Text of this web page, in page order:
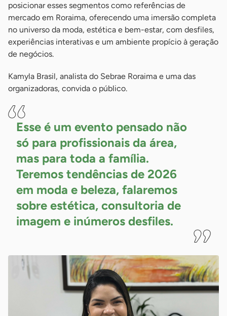
posicionar esses segmentos como referências de
mercado em Roraima, oferecendo uma imersão completa
no universo da moda, estética e bem-estar, com desfiles,
experiências interativas e um ambiente propício à geração
de negócios.
Kamyla Brasil, analista do Sebrae Roraima e uma das
organizadoras, convida o público.
Esse é um evento pensado não
só para profissionais da área,
mas para toda a família.
Teremos tendências de 2026
em moda e beleza, falaremos
sobre estética, consultoria de
imagem e inúmeros desfiles.